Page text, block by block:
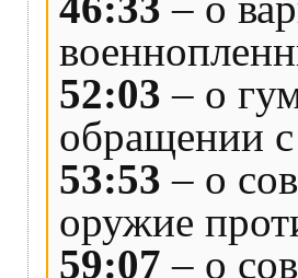
52:03 – о
обращении
53:53 – о
оружие
59:07 – о